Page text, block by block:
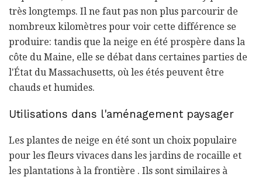
très longtemps. Il ne faut pas non plus parcourir de
nombreux kilomètres pour voir cette différence se
produire: tandis que la neige en été prospère dans la
côte du Maine, elle se débat dans certaines parties de
l'État du Massachusetts, où les étés peuvent être
chauds et humides.
Utilisations dans l'aménagement paysager
Les plantes de neige en été sont un choix populaire
pour les fleurs vivaces dans les jardins de rocaille et
les plantations à la frontière . Ils sont similaires à